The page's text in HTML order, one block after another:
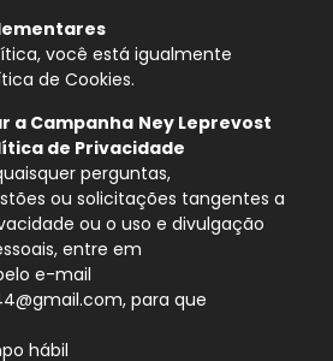
você está igualmente
de Cookies.
a Campanha Ney Leprevost
de Privacidade
perguntas,
ou solicitações tangentes a
ou o uso e divulgação
entre em
e-mail
para que
hábil